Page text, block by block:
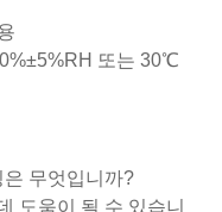
또는 30℃
은 무엇입니까?
도움이 될 수 있습니